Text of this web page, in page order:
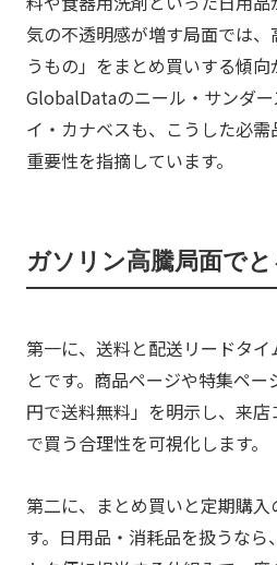
気の不透明感が増す局面では
うもの」をまとめ買いする傾向
GlobalDataのニール・サンダ
イ・カナベスも、こうした必
重要性を指摘しています。
ガソリン高騰局面で
第一に、送料と配送リードタ
とです。商品ページや特集ペ
円で送料無料」を明示し、来
で買う合理性を可視化します。
第二に、まとめ買いと定期購
す。日用品・消耗品を扱うな